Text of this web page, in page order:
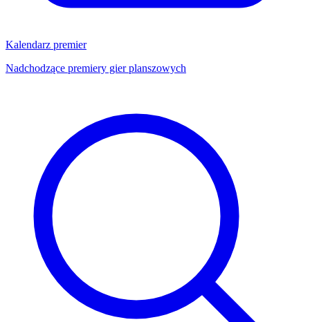
Kalendarz premier
Nadchodzące premiery gier planszowych